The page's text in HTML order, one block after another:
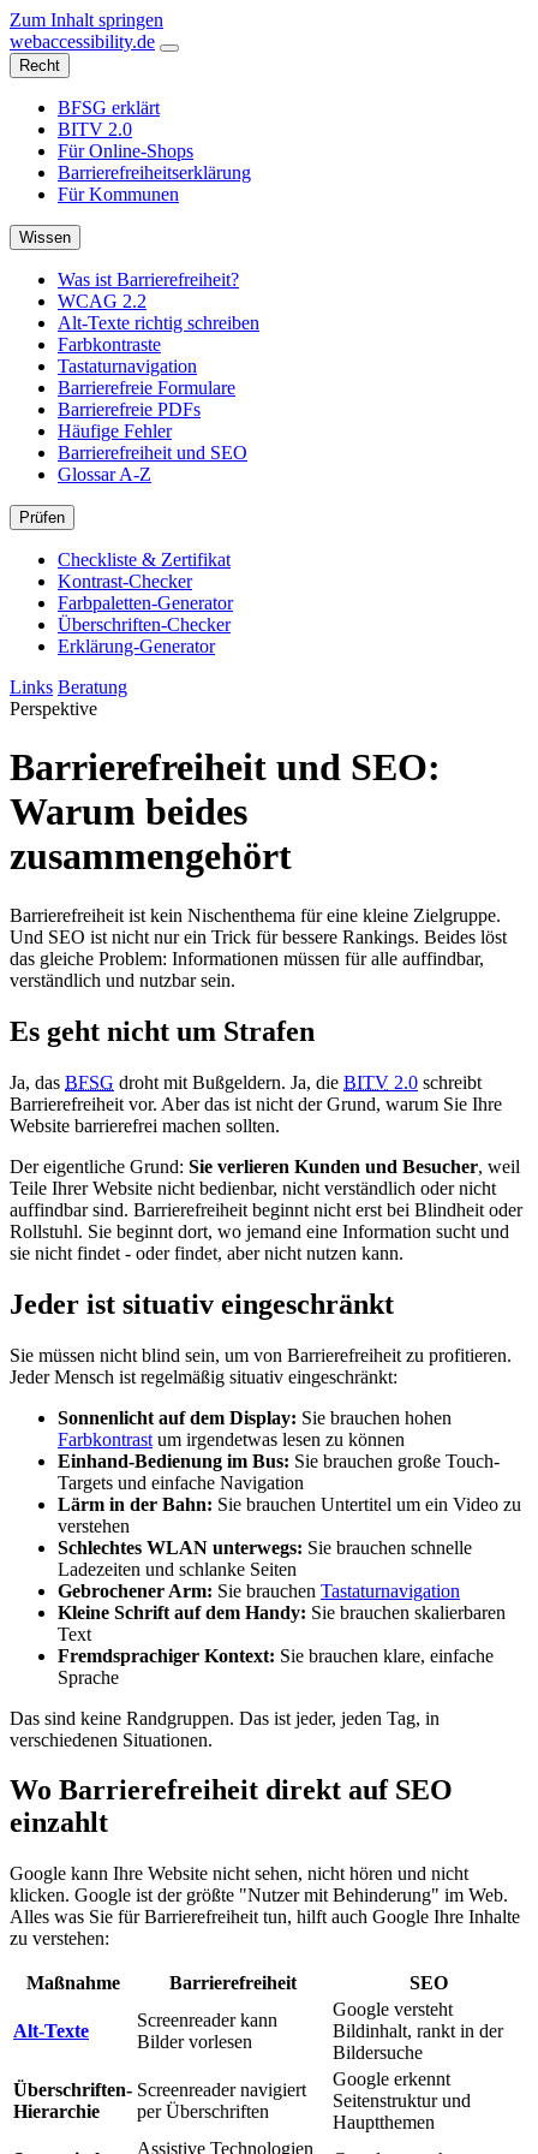
Zum Inhalt springen
webaccessibility.de
Recht
BFSG erklärt
BITV 2.0
Für Online-Shops
Barrierefreiheitserklärung
Für Kommunen
Wissen
Was ist Barrierefreiheit?
WCAG 2.2
Alt-Texte richtig schreiben
Farbkontraste
Tastaturnavigation
Barrierefreie Formulare
Barrierefreie PDFs
Häufige Fehler
Barrierefreiheit und SEO
Glossar A-Z
Prüfen
Checkliste & Zertifikat
Kontrast-Checker
Farbpaletten-Generator
Überschriften-Checker
Erklärung-Generator
Links Beratung
Perspektive
Barrierefreiheit und SEO:
Warum beides
zusammengehört
Barrierefreiheit ist kein Nischenthema für eine kleine Zielgruppe.
Und SEO ist nicht nur ein Trick für bessere Rankings. Beides löst
das gleiche Problem: Informationen müssen für alle auffindbar,
verständlich und nutzbar sein.
Es geht nicht um Strafen
Ja, das BFSG droht mit Bußgeldern. Ja, die BITV 2.0 schreibt
Barrierefreiheit vor. Aber das ist nicht der Grund, warum Sie Ihre
Website barrierefrei machen sollten.
Der eigentliche Grund: Sie verlieren Kunden und Besucher, weil
Teile Ihrer Website nicht bedienbar, nicht verständlich oder nicht
auffindbar sind. Barrierefreiheit beginnt nicht erst bei Blindheit oder
Rollstuhl. Sie beginnt dort, wo jemand eine Information sucht und
sie nicht findet - oder findet, aber nicht nutzen kann.
Jeder ist situativ eingeschränkt
Sie müssen nicht blind sein, um von Barrierefreiheit zu profitieren.
Jeder Mensch ist regelmäßig situativ eingeschränkt:
Sonnenlicht auf dem Display: Sie brauchen hohen
Farbkontrast um irgendetwas lesen zu können
Einhand-Bedienung im Bus: Sie brauchen große Touch-
Targets und einfache Navigation
Lärm in der Bahn: Sie brauchen Untertitel um ein Video zu
verstehen
Schlechtes WLAN unterwegs: Sie brauchen schnelle
Ladezeiten und schlanke Seiten
Gebrochener Arm: Sie brauchen Tastaturnavigation
Kleine Schrift auf dem Handy: Sie brauchen skalierbaren
Text
Fremdsprachiger Kontext: Sie brauchen klare, einfache
Sprache
Das sind keine Randgruppen. Das ist jeder, jeden Tag, in
verschiedenen Situationen.
Wo Barrierefreiheit direkt auf SEO
einzahlt
Google kann Ihre Website nicht sehen, nicht hören und nicht
klicken. Google ist der größte "Nutzer mit Behinderung" im Web.
Alles was Sie für Barrierefreiheit tun, hilft auch Google Ihre Inhalte
zu verstehen:
Maßnahme Barrierefreiheit SEO
Alt-Texte
Screenreader kann
Bilder vorlesen
Google versteht
Bildinhalt, rankt in der
Bildersuche
Überschriften-
Hierarchie
Screenreader navigiert
per Überschriften
Google erkennt
Seitenstruktur und
Hauptthemen
Assistive Technologien